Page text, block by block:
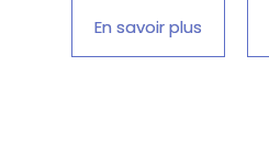
En savoir plus